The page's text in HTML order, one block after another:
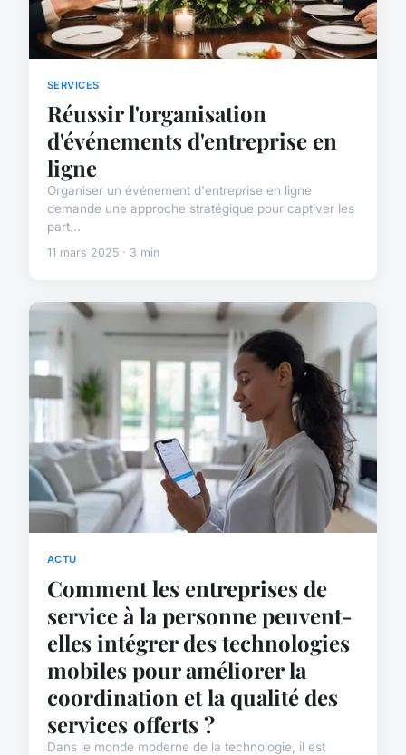
SERVICES
Réussir l'organisation
d'événements d'entreprise en
ligne
Organiser un événement d'entreprise en ligne
demande une approche stratégique pour captiver les
part...
11 mars 2025 · 3 min
ACTU
Comment les entreprises de
service à la personne peuvent-
elles intégrer des technologies
mobiles pour améliorer la
coordination et la qualité des
services offerts ?
Dans le monde moderne de la technologie, il est